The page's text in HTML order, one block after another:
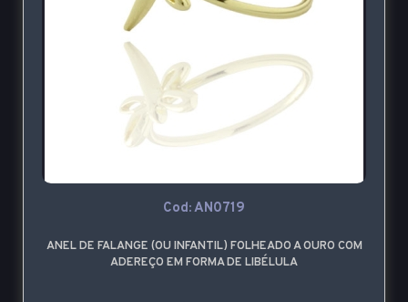
Cod: AN0719
ANEL DE FALANGE (OU INFANTIL) FOLHEADO A OURO COM
ADEREÇO EM FORMA DE LIBÉLULA